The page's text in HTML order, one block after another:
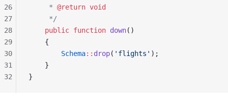
     *
@return void
     */
    public
function down()
    {
        Schema
:: drop( 'flights' );
    }
}
26
27
28
29
30
31
32